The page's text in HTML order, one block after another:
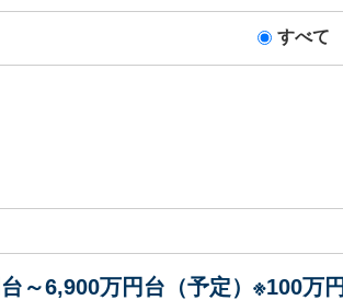
すべて
～6,900万円台（予定）※100万